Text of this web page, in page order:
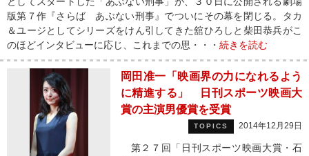
版第７作『さらば あぶない刑事』でついにその幕を閉じる。タカ
＆ユージとしてシリーズをけん引してきた舘ひろしと柴田恭兵がこ
のほどインタビューに応じ、これまでの思・・・ 続きを読む
岡田准一「映画界の力になれるよう
に精進する」 日刊スポーツ映画大
賞の主演男優賞を受賞
TOPICS 2014年12月29日
第２７回「日刊スポーツ映画大賞・石